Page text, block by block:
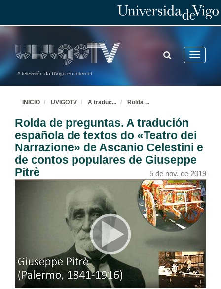
A televisión da UVigo en Internet
Toggle
TOGGLE
SEARCH
INICIO UVIGOTV A traduc... Rolda ...
Rolda de preguntas. A tradución
española de textos do «Teatro dei
Narrazione» de Ascanio Celestini e
de contos populares de Giuseppe
Pitrè
5 de nov. de 2019